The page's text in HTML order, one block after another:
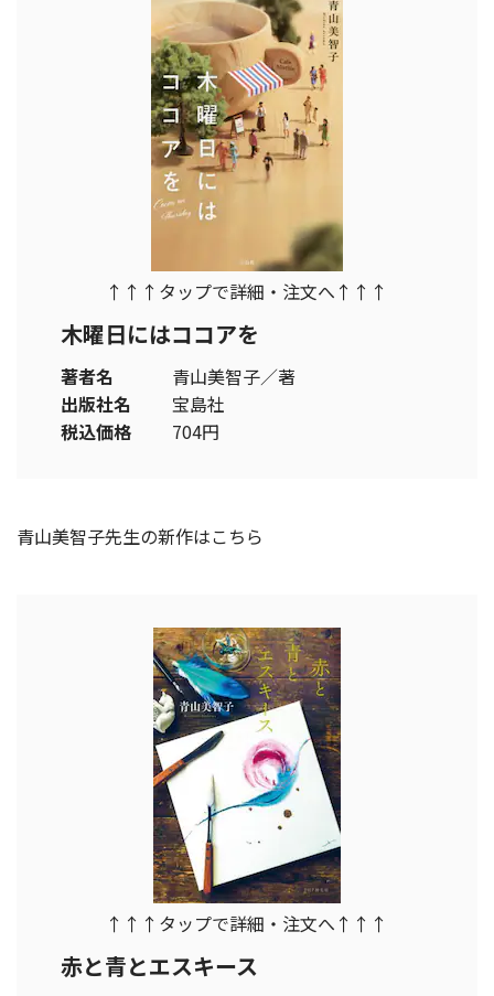
↑↑↑タップで詳細・注文へ↑↑↑
木曜日にはココアを
著者名
青山美智子／著
出版社名
宝島社
税込価格
704円
青山美智子先生の新作はこちら
↑↑↑タップで詳細・注文へ↑↑↑
赤と青とエスキース